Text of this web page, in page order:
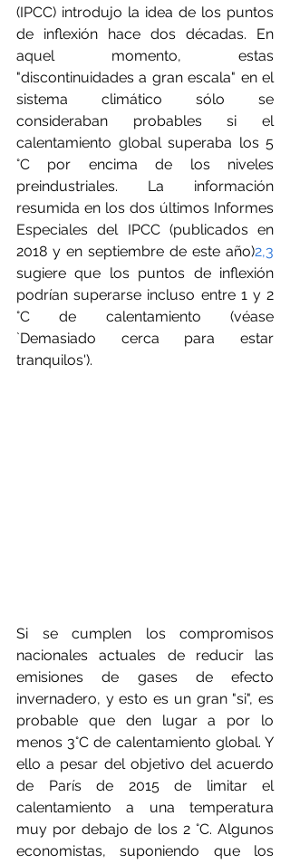
(IPCC) introdujo la idea de los puntos
de inflexión hace dos décadas. En
aquel momento, estas
"discontinuidades a gran escala" en el
sistema climático sólo se
consideraban probables si el
calentamiento global superaba los 5
°C por encima de los niveles
preindustriales. La información
resumida en los dos últimos Informes
Especiales del IPCC (publicados en
2018 y en septiembre de este año)2,3
sugiere que los puntos de inflexión
podrían superarse incluso entre 1 y 2
°C de calentamiento (véase
`Demasiado cerca para estar
tranquilos').
Si se cumplen los compromisos
nacionales actuales de reducir las
emisiones de gases de efecto
invernadero, y esto es un gran "si", es
probable que den lugar a por lo
menos 3°C de calentamiento global. Y
ello a pesar del objetivo del acuerdo
de París de 2015 de limitar el
calentamiento a una temperatura
muy por debajo de los 2 °C. Algunos
economistas, suponiendo que los